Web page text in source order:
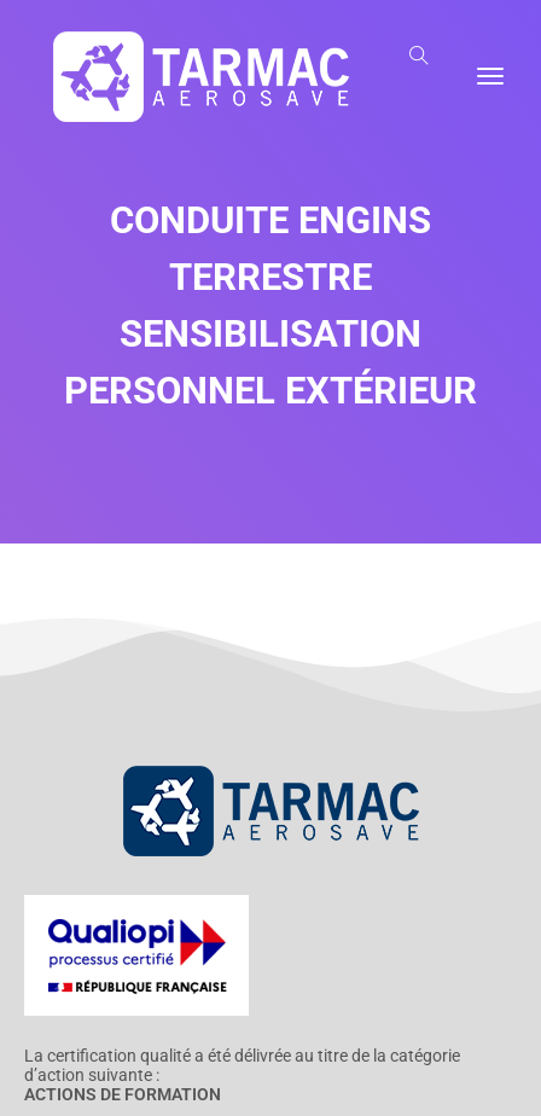
CONDUITE ENGINS
TERRESTRE
SENSIBILISATION
PERSONNEL EXTÉRIEUR
La certification qualité a été délivrée au titre de la catégorie
d’action suivante :
ACTIONS DE FORMATION